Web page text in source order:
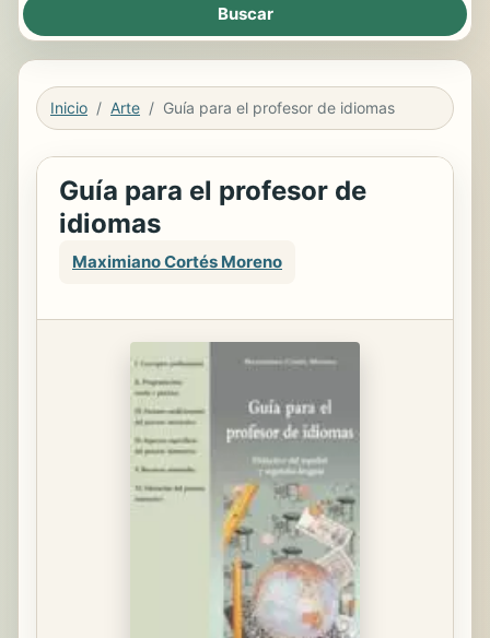
Inicio Arte Guía para el profesor de idiomas
Guía para el profesor de
idiomas
Maximiano Cortés Moreno